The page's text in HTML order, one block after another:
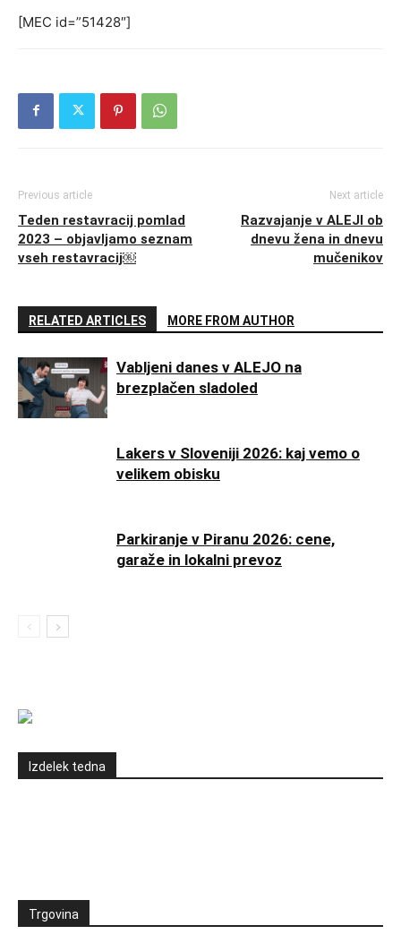
[MEC id=”51428″]
Previous article
Teden restavracij pomlad
2023 – objavljamo seznam
vseh restavracij￼
Next article
Razvajanje v ALEJI ob
dnevu žena in dnevu
mučenikov
RELATED ARTICLES MORE FROM AUTHOR
Vabljeni danes v ALEJO na
brezplačen sladoled
Lakers v Sloveniji 2026: kaj vemo o
velikem obisku
Parkiranje v Piranu 2026: cene,
garaže in lokalni prevoz
Izdelek tedna
Trgovina